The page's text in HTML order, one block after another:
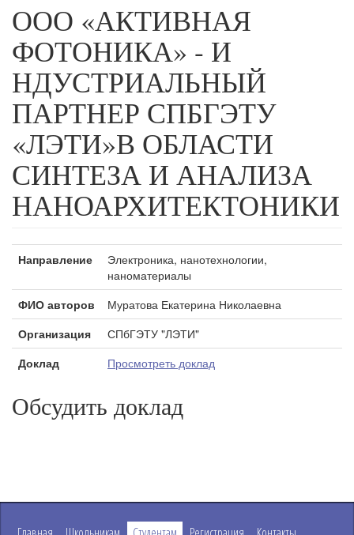
ООО «АКТИВНАЯ
ФОТОНИКА» - И
НДУСТРИАЛЬНЫЙ
ПАРТНЕР СПБГЭТУ
«ЛЭТИ»В ОБЛАСТИ
СИНТЕЗА И АНАЛИЗА
НАНОАРХИТЕКТОНИКИ
Направление
Электроника, нанотехнологии,
наноматериалы
ФИО авторов
Муратова Екатерина Николаевна
Организация
СПбГЭТУ "ЛЭТИ"
Доклад
Просмотреть доклад
Обсудить доклад